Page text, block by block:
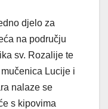
djelo za
na području
sv. Rozalije te
Lucije i
nalaze se
s kipovima